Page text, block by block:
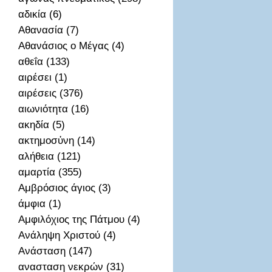
αδικία (6)
Αθανασία (7)
Αθανάσιος ο Μέγας (4)
αθεΐα (133)
αιρέσει (1)
αιρέσεις (376)
αιωνιότητα (16)
ακηδία (5)
ακτημοσὐνη (14)
αλήθεια (121)
αμαρτία (355)
Αμβρόσιος άγιος (3)
άμφια (1)
Αμφιλόχιος της Πάτμου (4)
Ανάληψη Χριστού (4)
Ανάσταση (147)
ανασταση νεκρών (31)